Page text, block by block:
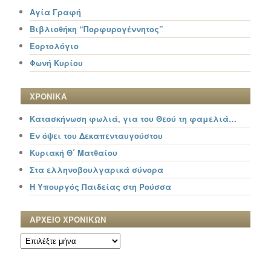
Αγία Γραφή
Βιβλιοθήκη “Πορφυρογέννητος”
Εορτολόγιο
Φωνή Κυρίου
ΧΡΟΝΙΚΑ
Κατασκήνωση φωλιά, για του Θεού τη φαμελιά…
Εν όψει του Δεκαπενταυγούστου
Κυριακή Θ΄ Ματθαίου
Στα ελληνοβουλγαρικά σύνορα
Η Υπουργός Παιδείας στη Ρούσσα
ΑΡΧΕΙΟ ΧΡΟΝΙΚΩΝ
ΑΡΧΕΙΟ
ΧΡΟΝΙΚΩΝ